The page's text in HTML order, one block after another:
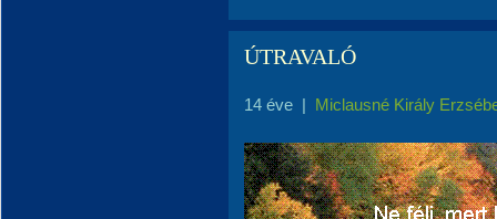
ÚTRAVALÓ
14 éve | Miclausné Király